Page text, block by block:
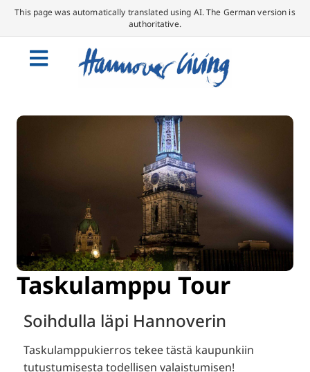
This page was automatically translated using AI. The German version is
authoritative.
Taskulamppu Tour
Soihdulla läpi Hannoverin
Taskulamppukierros tekee tästä kaupunkiin
tutustumisesta todellisen valaistumisen!